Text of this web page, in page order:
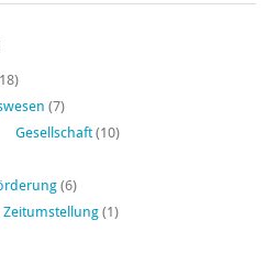
(7)
Gesellschaft (10)
(6)
Zeitumstellung (1)